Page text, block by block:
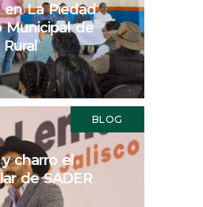
en La Piedad
Municipal de
BLOG
charro el
de SADER